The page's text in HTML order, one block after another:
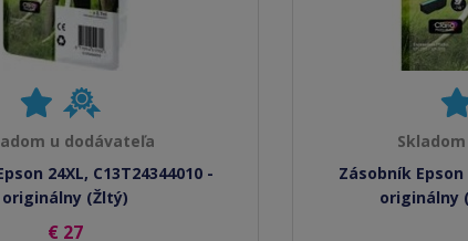
u dodávateľa
24XL, C13T24344010 -
originálny (Žltý)
€ 27
Zásobník Epson
originálny